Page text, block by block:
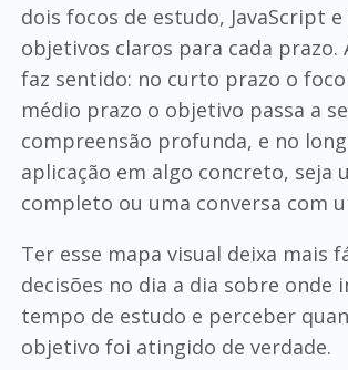
dois focos de estudo, JavaScript
objetivos claros para cada prazo.
faz sentido: no curto prazo o foco
médio prazo o objetivo passa a
compreensão profunda, e no
aplicação em algo concreto, seja
completo ou uma conversa com
Ter esse mapa visual deixa mais
decisões no dia a dia sobre onde
tempo de estudo e perceber
objetivo foi atingido de verdade.